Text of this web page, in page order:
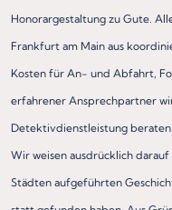
Honorargestaltung zu Gute.
Frankfurt am Main aus
Kosten für An- und Abfahrt,
erfahrener Ansprechpartner
Detektivdienstleistung beraten.
Wir weisen ausdrücklich
Städten aufgeführten